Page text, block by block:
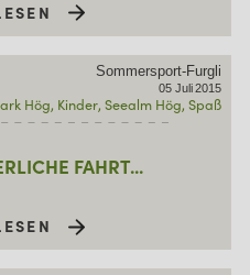
Sommersport-Furgli
05 Juli 2015
Hög Kinder Seealm Hög Spaß
FAHRT...